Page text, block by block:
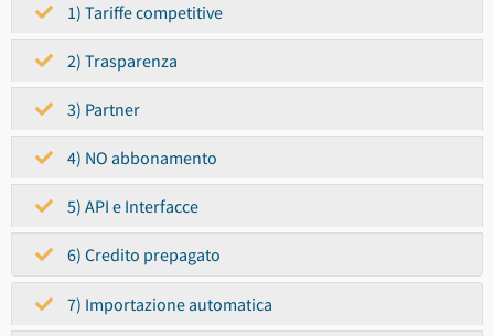
1) Tariffe competitive
2) Trasparenza
3) Partner
4) NO abbonamento
5) API e Interfacce
6) Credito prepagato
7) Importazione automatica